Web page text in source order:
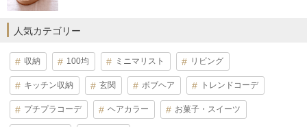
人気カテゴリー
収納 100均 ミニマリスト リビング
キッチン収納 玄関 ボブヘア トレンドコーデ
プチプラコーデ ヘアカラー お菓子・スイーツ